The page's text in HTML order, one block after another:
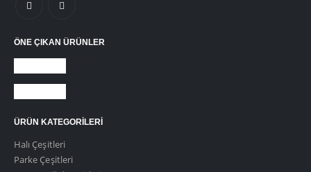
ÖNE ÇIKAN ÜRÜNLER
ÜRÜN KATEGORILERI
Halı Çeşitleri
Parke Çeşitleri